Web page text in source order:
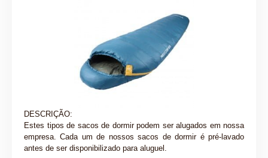
DESCRIÇÃO:
Estes tipos de sacos de dormir podem ser alugados em nossa
empresa. Cada um de nossos sacos de dormir é pré-lavado
antes de ser disponibilizado para aluguel.